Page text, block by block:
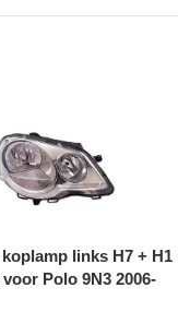
links H7 + H1
Polo 9N3 2006-